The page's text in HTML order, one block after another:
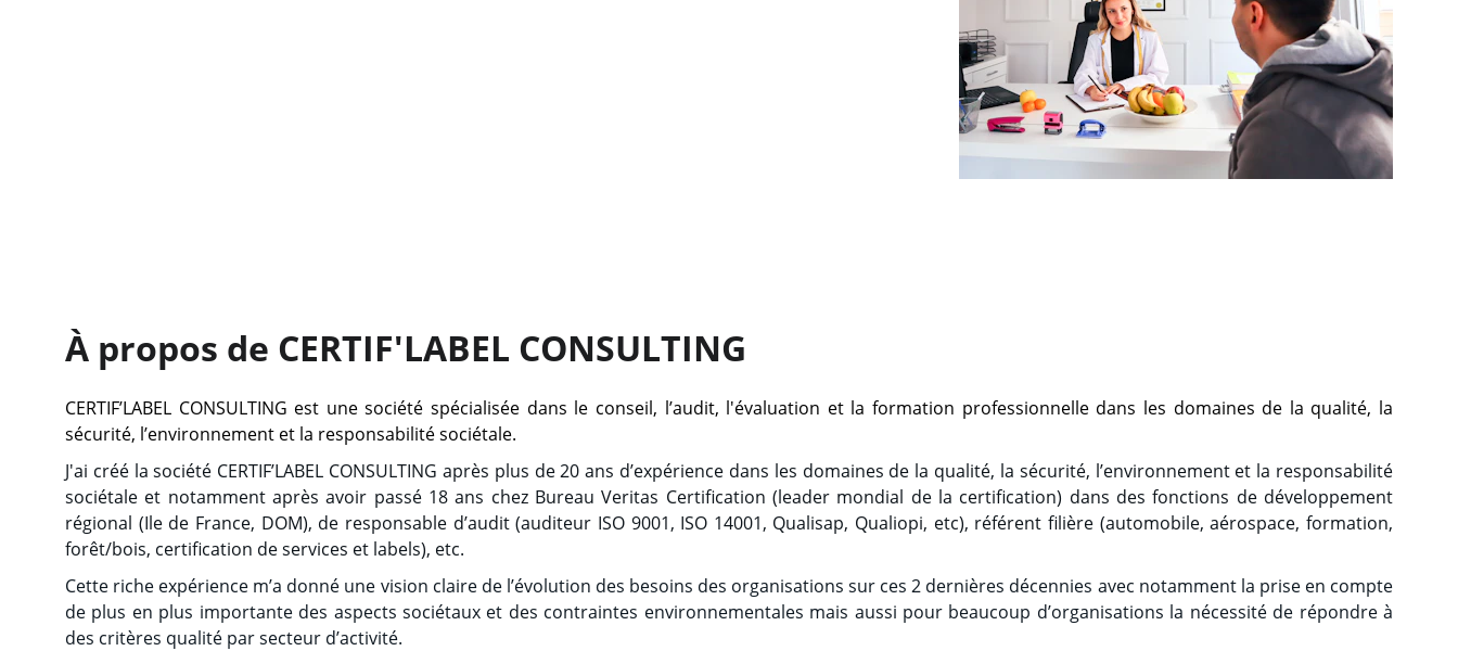
À propos de CERTIF'LABEL CONSULTING
CERTIF’LABEL CONSULTING est une société spécialisée dans le conseil, l’audit, l'évaluation et la formation professionnelle dans les domaines de la qualité, la
sécurité, l’environnement et la responsabilité sociétale.
J'ai créé la société CERTIF’LABEL CONSULTING après plus de 20 ans d’expérience dans les domaines de la qualité, la sécurité, l’environnement et la responsabilité
sociétale et notamment après avoir passé 18 ans chez Bureau Veritas Certification (leader mondial de la certification) dans des fonctions de développement
régional (Ile de France, DOM), de responsable d’audit (auditeur ISO 9001, ISO 14001, Qualisap, Qualiopi, etc), référent filière (automobile, aérospace, formation,
forêt/bois, certification de services et labels), etc.
Cette riche expérience m’a donné une vision claire de l’évolution des besoins des organisations sur ces 2 dernières décennies avec notamment la prise en compte
de plus en plus importante des aspects sociétaux et des contraintes environnementales mais aussi pour beaucoup d’organisations la nécessité de répondre à
des critères qualité par secteur d’activité.